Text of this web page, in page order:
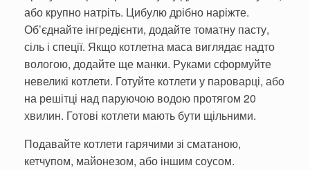
або крупно натріть. Цибулю дрібно наріжте.
Об’єднайте інгредієнти, додайте томатну пасту,
сіль і спеції. Якщо котлетна маса виглядає надто
вологою, додайте ще манки. Руками сформуйте
невеликі котлети. Готуйте котлети у пароварці, або
на решітці над паруючою водою протягом 20
хвилин. Готові котлети мають бути щільними.
Подавайте котлети гарячими зі сматаною,
кетчупом, майонезом, або іншим соусом.